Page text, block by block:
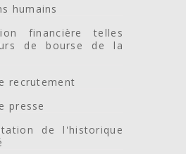
humains
financière telles
de bourse de la
recrutement
presse
de l'historique